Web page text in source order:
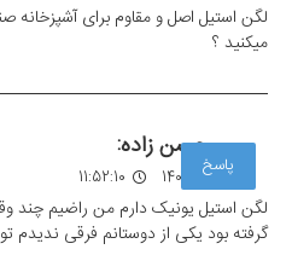
لگن استیل اصل و مقاوم برای آشپزخانه
میکنید ؟
حسن زاده:
06 آبان 1403 11:52:10 پاسخ
لگن استیل یونیک دارم من راضیم چند
گرفته بود یکی از دوستانم فرقی ندیدم